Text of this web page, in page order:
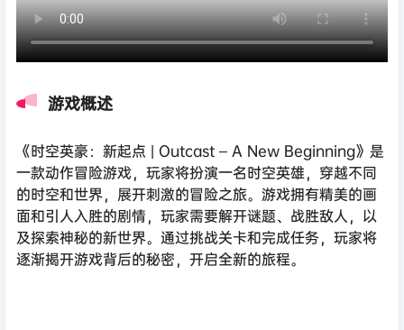
游戏概述
《时空英豪：新起点 | Outcast – A New Beginning》是
一款动作冒险游戏，玩家将扮演一名时空英雄，穿越不同
的时空和世界，展开刺激的冒险之旅。游戏拥有精美的画
面和引人入胜的剧情，玩家需要解开谜题、战胜敌人，以
及探索神秘的新世界。通过挑战关卡和完成任务，玩家将
逐渐揭开游戏背后的秘密，开启全新的旅程。